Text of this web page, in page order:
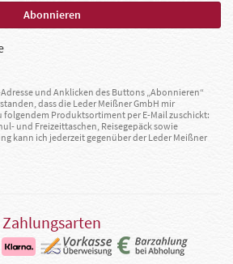
und Anklicken des Buttons „Abonnieren“
dass die Leder Meißner GmbH mir
Produktsortiment per E-Mail zuschickt:
und Freizeittaschen, Reisegepäck sowie
kann ich jederzeit gegenüber der Leder Meißner
Zahlungsarten